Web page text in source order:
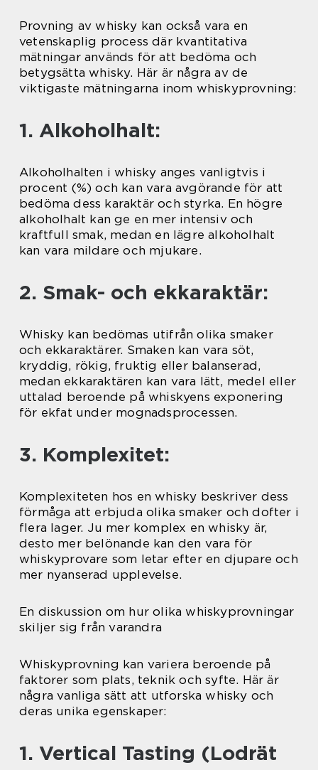
Provning av whisky kan också vara en
vetenskaplig process där kvantitativa
mätningar används för att bedöma och
betygsätta whisky. Här är några av de
viktigaste mätningarna inom whiskyprovning:
1. Alkoholhalt:
Alkoholhalten i whisky anges vanligtvis i
procent (%) och kan vara avgörande för att
bedöma dess karaktär och styrka. En högre
alkoholhalt kan ge en mer intensiv och
kraftfull smak, medan en lägre alkoholhalt
kan vara mildare och mjukare.
2. Smak- och ekkaraktär:
Whisky kan bedömas utifrån olika smaker
och ekkaraktärer. Smaken kan vara söt,
kryddig, rökig, fruktig eller balanserad,
medan ekkaraktären kan vara lätt, medel eller
uttalad beroende på whiskyens exponering
för ekfat under mognadsprocessen.
3. Komplexitet:
Komplexiteten hos en whisky beskriver dess
förmåga att erbjuda olika smaker och dofter i
flera lager. Ju mer komplex en whisky är,
desto mer belönande kan den vara för
whiskyprovare som letar efter en djupare och
mer nyanserad upplevelse.
En diskussion om hur olika whiskyprovningar
skiljer sig från varandra
Whiskyprovning kan variera beroende på
faktorer som plats, teknik och syfte. Här är
några vanliga sätt att utforska whisky och
deras unika egenskaper:
1. Vertical Tasting (Lodrät